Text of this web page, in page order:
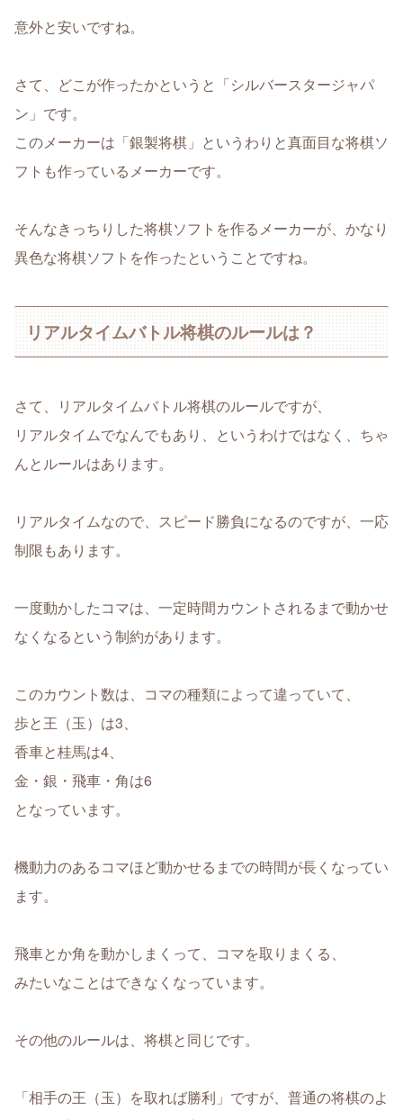
意外と安いですね。
さて、どこが作ったかというと「シルバースタージャパ
ン」です。
このメーカーは「銀製将棋」というわりと真面目な将棋ソ
フトも作っているメーカーです。
そんなきっちりした将棋ソフトを作るメーカーが、かなり
異色な将棋ソフトを作ったということですね。
リアルタイムバトル将棋のルールは？
さて、リアルタイムバトル将棋のルールですが、
リアルタイムでなんでもあり、というわけではなく、ちゃ
んとルールはあります。
リアルタイムなので、スピード勝負になるのですが、一応
制限もあります。
一度動かしたコマは、一定時間カウントされるまで動かせ
なくなるという制約があります。
このカウント数は、コマの種類によって違っていて、
歩と王（玉）は3、
香車と桂馬は4、
金・銀・飛車・角は6
となっています。
機動力のあるコマほど動かせるまでの時間が長くなってい
ます。
飛車とか角を動かしまくって、コマを取りまくる、
みたいなことはできなくなっています。
その他のルールは、将棋と同じです。
「相手の王（玉）を取れば勝利」ですが、普通の将棋のよ